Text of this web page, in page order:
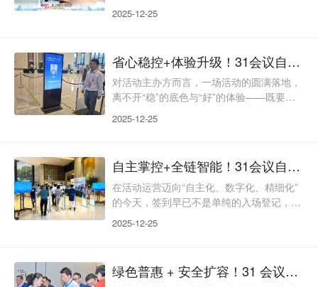
的“第一触点”、主办方运维的“效率抓手”、
以匹配现代活动“个性化、轻量化、多元化”
的运营需求。31会议自助签到以“自主体验
为核心、弹性适配为支撑、数据价值为延
数据价值，打
2025-12-25
省心稳控+体验升级！31会议自助签到，筑牢活动运营新基石
对活动主办方而言，一场活动的圆满落地，
离不开“稳”的底色与“好”的体验——既要确
感受便捷与尊重；既要控制运营成本，又要
代活动“稳、省、好、久”的核心诉求。31会
议自助签到以“技术赋能+人文适配”为核
心，整合多元核验方式、全场景应急保障、
心、降本增效、
2025-12-25
自主掌控+全链智能！31会议自助签到，开启活动高效新范式
在活动运营迈向“自主化、数字化、精细化”
的今天，签到早已不是单纯的入场登记，而
石。传统人工签到的排队拥堵、人力内耗、
作+科技智能赋能”为核心，整合二维码、人
2025-12-25
绿色普惠 + 安全扩容！31 会议自助签到，解锁活动运营新维度